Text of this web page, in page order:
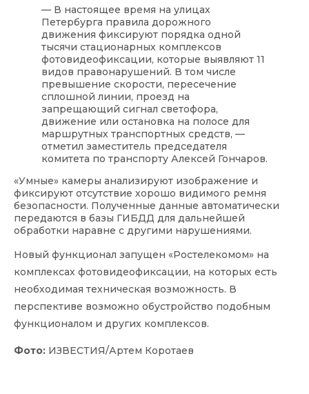
— В настоящее время на улицах
Петербурга правила дорожного
движения фиксируют порядка одной
тысячи стационарных комплексов
фотовидеофиксации, которые выявляют 11
видов правонарушений. В том числе
превышение скорости, пересечение
сплошной линии, проезд на
запрещающий сигнал светофора,
движение или остановка на полосе для
маршрутных транспортных средств, —
отметил заместитель председателя
комитета по транспорту Алексей Гончаров.
«Умные» камеры анализируют изображение и
фиксируют отсутствие хорошо видимого ремня
безопасности. Полученные данные автоматически
передаются в базы ГИБДД для дальнейшей
обработки наравне с другими нарушениями.
Новый функционал запущен «Ростелекомом» на
комплексах фотовидеофиксации, на которых есть
необходимая техническая возможность. В
перспективе возможно обустройство подобным
функционалом и других комплексов.
Фото: ИЗВЕСТИЯ/Артем Коротаев